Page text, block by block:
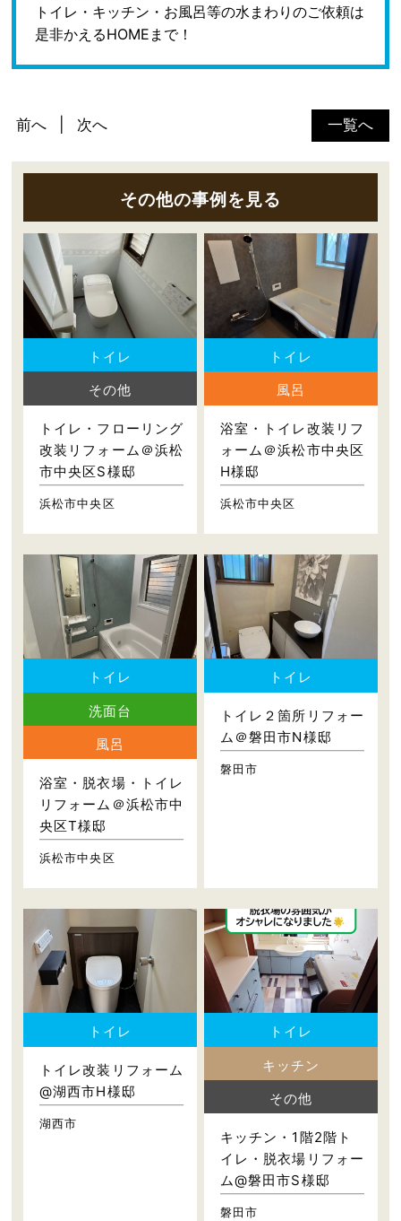
トイレ・キッチン・お風呂等の水まわりのご依頼は
是非かえるHOMEまで！
一覧へ
前へ 次へ
その他の事例を見る
トイレ
その他
トイレ・フローリング
改装リフォーム＠浜松
市中央区S様邸
浜松市中央区
トイレ
風呂
浴室・トイレ改装リフ
ォーム＠浜松市中央区
H様邸
浜松市中央区
トイレ
洗面台
風呂
浴室・脱衣場・トイレ
リフォーム＠浜松市中
央区T様邸
浜松市中央区
トイレ
トイレ２箇所リフォー
ム＠磐田市N様邸
磐田市
トイレ
トイレ改装リフォーム
@湖西市H様邸
湖西市
トイレ
キッチン
その他
キッチン・1階2階ト
イレ・脱衣場リフォー
ム@磐田市S様邸
磐田市